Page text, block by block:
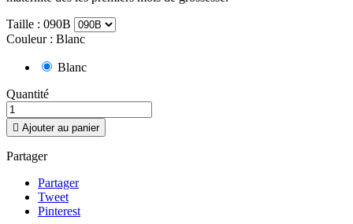
Taille : 090B
Couleur : Blanc
Blanc
Quantité
 Ajouter au panier
Partager
Partager
Tweet
Pinterest